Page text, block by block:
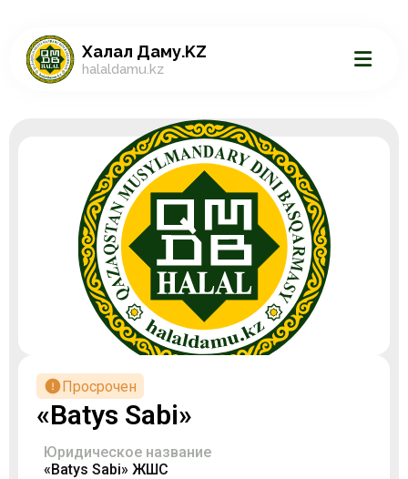
Халал Даму.KZ
halaldamu.kz
Просрочен
«Batys Sabi»
Юридическое название
«Batys Sabi» ЖШС